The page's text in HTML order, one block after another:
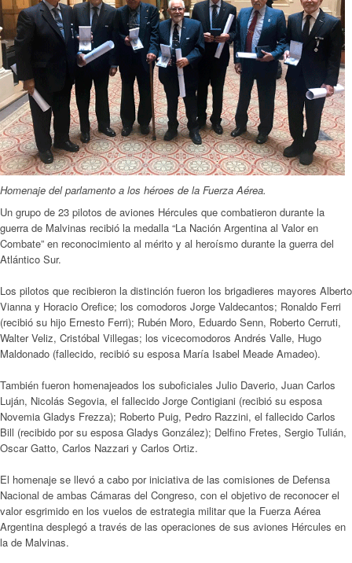
Homenaje del parlamento a los héroes de la Fuerza Aérea.
Un grupo de 23 pilotos de aviones Hércules que combatieron durante la
guerra de Malvinas recibió la medalla “La Nación Argentina al Valor en
Combate” en reconocimiento al mérito y al heroísmo durante la guerra del
Atlántico Sur.
Los pilotos que recibieron la distinción fueron los brigadieres mayores Alberto
Vianna y Horacio Orefice; los comodoros Jorge Valdecantos; Ronaldo Ferri
(recibió su hijo Ernesto Ferri); Rubén Moro, Eduardo Senn, Roberto Cerruti,
Walter Veliz, Cristóbal Villegas; los vicecomodoros Andrés Valle, Hugo
Maldonado (fallecido, recibió su esposa María Isabel Meade Amadeo).
También fueron homenajeados los suboficiales Julio Daverio, Juan Carlos
Luján, Nicolás Segovia, el fallecido Jorge Contigiani (recibió su esposa
Novemia Gladys Frezza); Roberto Puig, Pedro Razzini, el fallecido Carlos
Bill (recibido por su esposa Gladys González); Delfino Fretes, Sergio Tulián,
Oscar Gatto, Carlos Nazzari y Carlos Ortiz.
El homenaje se llevó a cabo por iniciativa de las comisiones de Defensa
Nacional de ambas Cámaras del Congreso, con el objetivo de reconocer el
valor esgrimido en los vuelos de estrategia militar que la Fuerza Aérea
Argentina desplegó a través de las operaciones de sus aviones Hércules en
la de Malvinas.